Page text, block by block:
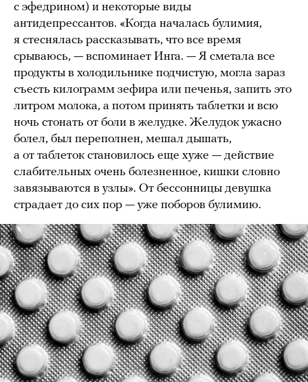
с эфедрином) и некоторые виды
антидепрессантов. «Когда началась булимия,
я стеснялась рассказывать, что все время
срываюсь, — вспоминает Инга. — Я сметала все
продукты в холодильнике подчистую, могла зараз
съесть килограмм зефира или печенья, запить это
литром молока, а потом принять таблетки и всю
ночь стонать от боли в желудке. Желудок ужасно
болел, был переполнен, мешал дышать,
а от таблеток становилось еще хуже — действие
слабительных очень болезненное, кишки словно
завязываются в узлы». От бессонницы девушка
страдает до сих пор — уже поборов булимию.